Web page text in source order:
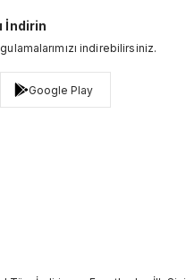
İndirin
indirebilirsiniz.
Google Play